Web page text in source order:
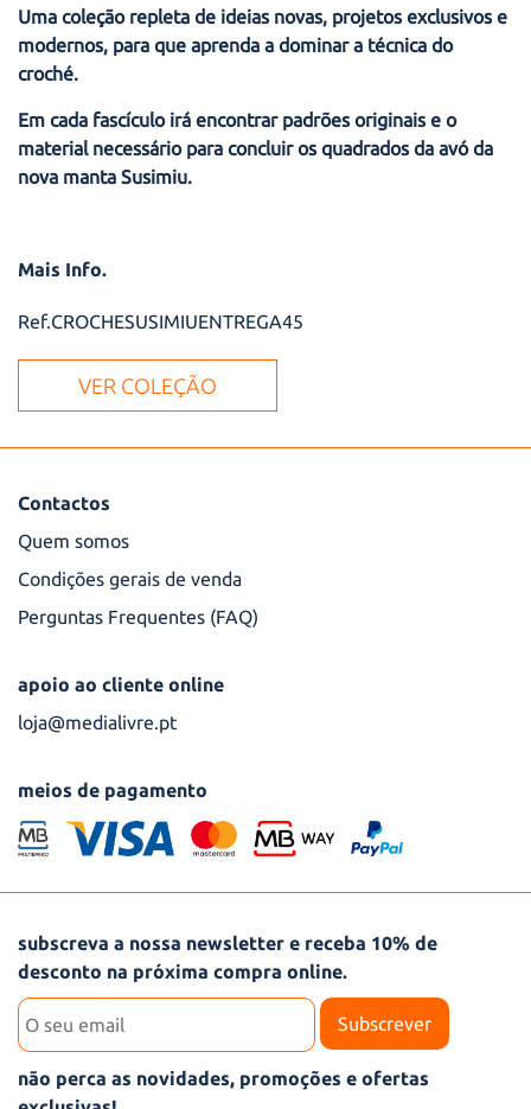
Uma coleção repleta de ideias novas, projetos exclusivos e
modernos, para que aprenda a dominar a técnica do
croché.
Em cada fascículo irá encontrar padrões originais e o
material necessário para concluir os quadrados da avó da
nova manta Susimiu.
Mais Info.
Ref.CROCHESUSIMIUENTREGA45
VER COLEÇÃO
Contactos
Quem somos
Condições gerais de venda
Perguntas Frequentes (FAQ)
apoio ao cliente online
loja@medialivre.pt
meios de pagamento
Subscrever newsletter
subscreva a nossa newsletter e receba 10% de
desconto na próxima compra online.
Subscrever
não perca as novidades, promoções e ofertas